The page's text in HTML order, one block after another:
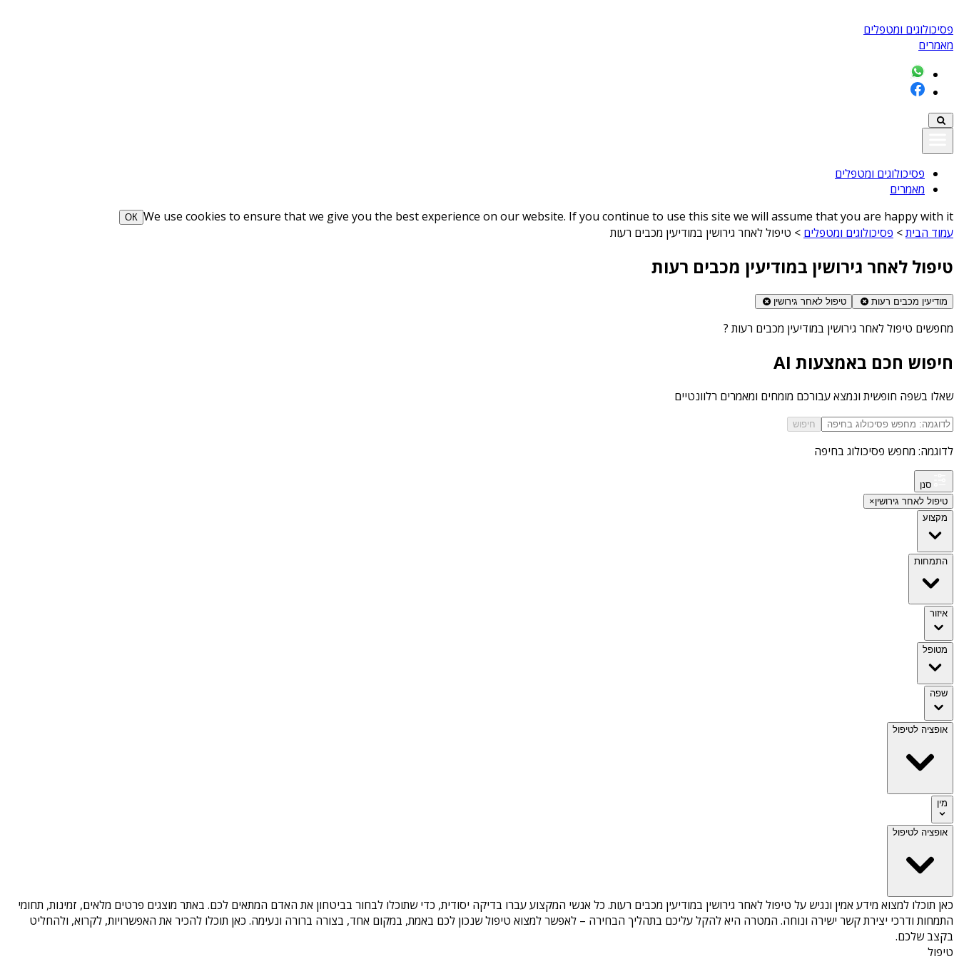
פסיכולוגים ומטפלים
מאמרים
פסיכולוגים ומטפלים
מאמרים
We use cookies to ensure that we give you the best experience on our website. If you continue to use this site we will assume that you are happy with it
ОК
עמוד הבית> פסיכולוגים ומטפלים > טיפול לאחר גירושין במודיעין מכבים רעות
טיפול לאחר גירושין במודיעין מכבים רעות
מודיעין מכבים רעות טיפול לאחר גירושין
מחפשים טיפול לאחר גירושין במודיעין מכבים רעות ?
חיפוש חכם באמצעות AI
שאלו בשפה חופשית ונמצא עבורכם מומחים ומאמרים רלוונטיים
חיפוש
לדוגמה: מחפש פסיכולוג בחיפה
סנן
טיפול לאחר גירושין×
מקצוע
התמחות
איזור
מטופל
שפה
אופציה לטיפול
מין
אופציה לטיפול
כאן תוכלו למצוא מידע אמין ונגיש על טיפול לאחר גירושין במודיעין מכבים רעות. כל אנשי המקצוע עברו בדיקה יסודית, כדי שתוכלו לבחור בביטחון את האדם המתאים לכם. באתר מוצגים פרטים מלאים, זמינות, תחומי
התמחות ודרכי יצירת קשר ישירה ונוחה. המטרה היא להקל עליכם בתהליך הבחירה – לאפשר למצוא טיפול שנכון לכם באמת, במקום אחד, בצורה ברורה ונעימה. כאן תוכלו להכיר את האפשרויות, לקרוא, ולהחליט
בקצב שלכם.
טיפול